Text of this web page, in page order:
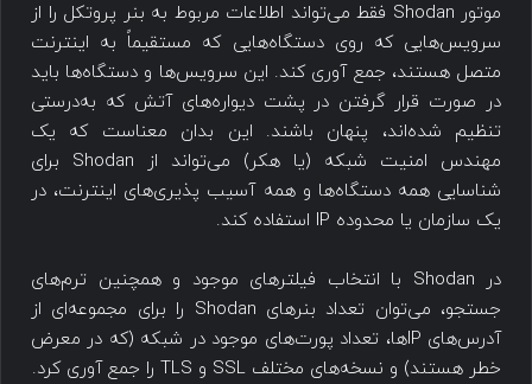
موتور Shodan فقط می‌تواند اطلاعات مربوط به بنر پروتکل را از
سرویس‌هایی که روی دستگاه‌هایی که مستقیماً به اینترنت
متصل هستند، جمع آوری کند. این سرویس‌ها و دستگاه‌ها باید
در صورت قرار گرفتن در پشت دیواره‌های آتش که به‌درستی
تنظیم شده‌اند، پنهان باشند. این بدان معناست که یک
مهندس امنیت شبکه (یا هکر) می‌تواند از Shodan برای
شناسایی همه دستگاه‌ها و همه آسیب پذیری‌های اینترنت، در
یک سازمان یا محدوده IP استفاده کند.
در Shodan با انتخاب فیلترهای موجود و همچنین ترم‌های
جستجو، می‌توان تعداد بنرهای Shodan را برای مجموعه‌ای از
آدرس‌های IPها، تعداد پورت‌های موجود در شبکه (که در معرض
خطر هستند) و نسخه‌های مختلف SSL و TLS را جمع آوری کرد.